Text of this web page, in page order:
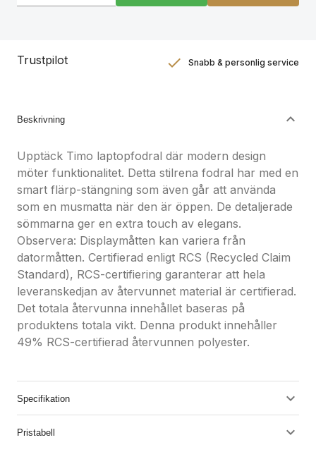
Trustpilot Snabb & personlig service
Beskrivning
Upptäck Timo laptopfodral där modern design
möter funktionalitet. Detta stilrena fodral har med en
smart flärp-stängning som även går att använda
som en musmatta när den är öppen. De detaljerade
sömmarna ger en extra touch av elegans.
Observera: Displaymåtten kan variera från
datormåtten. Certifierad enligt RCS (Recycled Claim
Standard), RCS-certifiering garanterar att hela
leveranskedjan av återvunnet material är certifierad.
Det totala återvunna innehållet baseras på
produktens totala vikt. Denna produkt innehåller
49% RCS-certifierad återvunnen polyester.
Specifikation
Pristabell